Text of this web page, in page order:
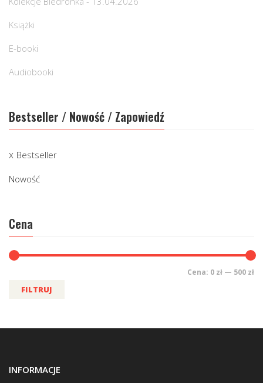
Książki
E-booki
Audiobooki
Bestseller / Nowość / Zapowiedź
Bestseller
Nowość
Cena
FILTRUJ
Cena: 0 zł — 500 zł
INFORMACJE